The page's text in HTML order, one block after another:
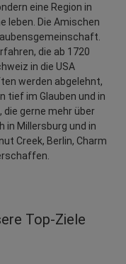
eine Region in
leben. Die Amischen
die ab 1720
in die USA
werden abgelehnt,
tief im Glauben und in
gerne mehr über
in Millersburg und in
Creek, Berlin, Charm
Top‑Ziele